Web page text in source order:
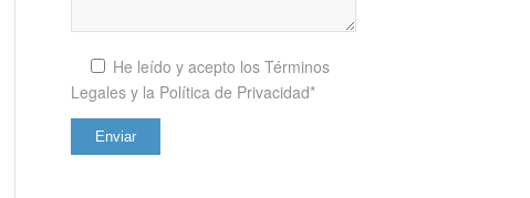
He leído y acepto los Términos
Legales y la Política de Privacidad*